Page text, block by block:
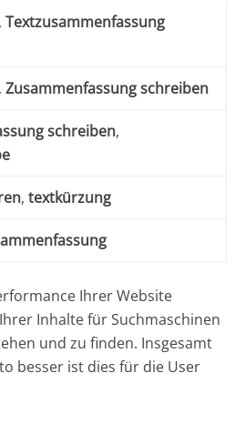
, Textzusammenfassung
, Zusammenfassung schreiben
schreiben,
, textkürzung
Ihrer Website
Inhalte für Suchmaschinen
und zu finden. Insgesamt
besser ist dies für die User